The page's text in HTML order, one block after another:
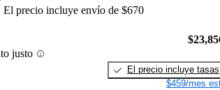
El precio incluye envío de $670
justo
El precio incluye tasas
$459/mes